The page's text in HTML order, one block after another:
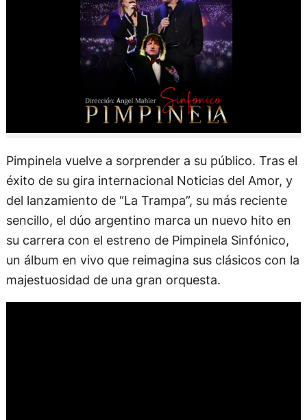
Pimpinela vuelve a sorprender a su público. Tras el
éxito de su gira internacional Noticias del Amor, y
del lanzamiento de “La Trampa”, su más reciente
sencillo, el dúo argentino marca un nuevo hito en
su carrera con el estreno de Pimpinela Sinfónico,
un álbum en vivo que reimagina sus clásicos con la
majestuosidad de una gran orquesta.